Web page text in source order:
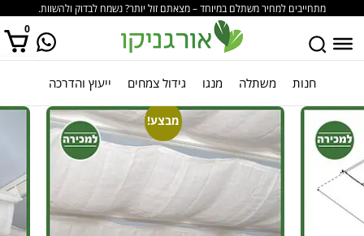
מתחייבים למחיר משתלם במיוחד – מצאתם זול יותר? נשמח לבדוק ולהשוות.
0
אין מוצרים בסל הקניות. חנות משתלה מנגו גידול צמחים ייעוץ והדרכה
מבצע!